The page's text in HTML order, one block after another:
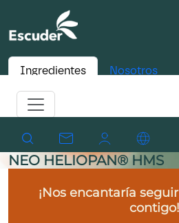
Ingredientes Nosotros
NEO HELIOPAN® HMS
¡Nos encantaría
contigo!